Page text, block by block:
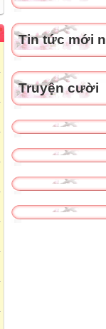
Tin tức mới
Truyện cười